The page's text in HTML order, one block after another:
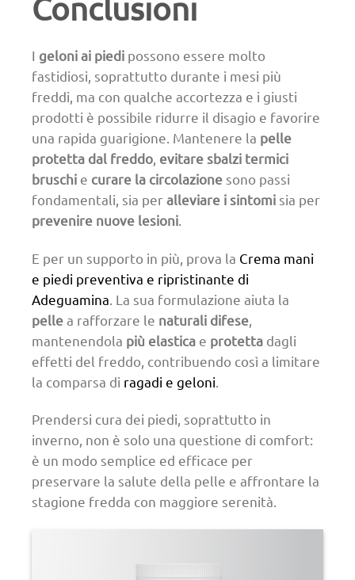
Conclusioni
I geloni ai piedi possono essere molto
fastidiosi, soprattutto durante i mesi più
freddi, ma con qualche accortezza e i giusti
prodotti è possibile ridurre il disagio e favorire
una rapida guarigione. Mantenere la pelle
protetta dal freddo evitare sbalzi termici
bruschi e curare la circolazione sono passi
fondamentali, sia peralleviare i sintomi sia per
prevenire nuove lesioni
E per un supporto in più, prova la Crema mani
e piedi preventiva e ripristinante di
Adeguamina . La sua formulazione aiuta la
pellea rafforzare le naturali difese
mantenendola più elastica e protetta dagli
effetti del freddo, contribuendo così a limitare
la comparsa di ragadi e geloni
Prendersi cura dei piedi, soprattutto in
inverno, non è solo una questione di comfort:
è un modo semplice ed efficace per
preservare la salute della pelle e affrontare la
stagione fredda con maggiore serenità.